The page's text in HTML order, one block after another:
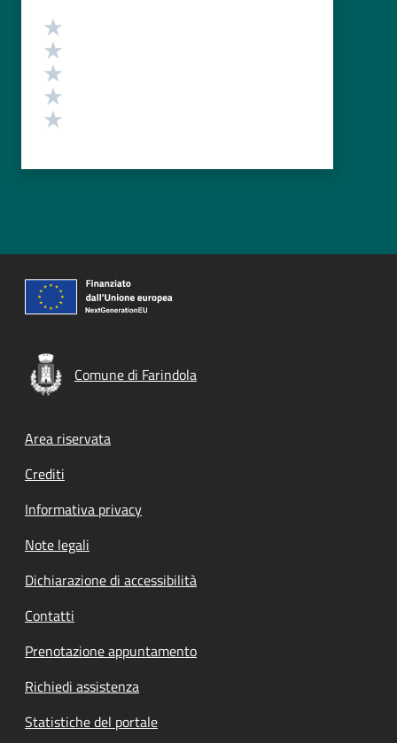
Valutazione
Comune di Farindola
Footer menu
Area riservata
Crediti
Informativa privacy
Note legali
Dichiarazione di accessibilità
Contatti
Prenotazione appuntamento
Richiedi assistenza
Statistiche del portale